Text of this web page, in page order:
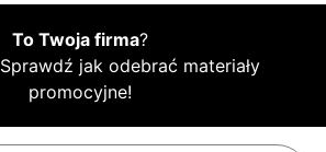
To Twoja firma?
Sprawdź jak odebrać materiały
promocyjne!